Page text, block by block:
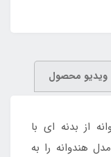
ویدیو محصول
از بدنه ای با
هندوانه را به